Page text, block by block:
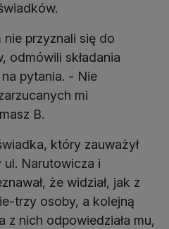
przyznali się do
odmówili składania
pytania. - Nie
mi
B.
który zauważył
Narutowicza i
że widział, jak z
trzy osoby, a kolejną
z nich odpowiedziała mu,